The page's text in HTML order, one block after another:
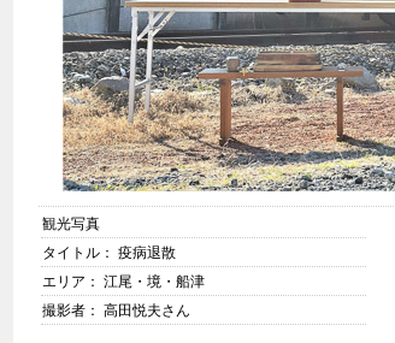
観光写真
タイトル： 疫病退散
エリア： 江尾・境・船津
撮影者： 高田悦夫さん